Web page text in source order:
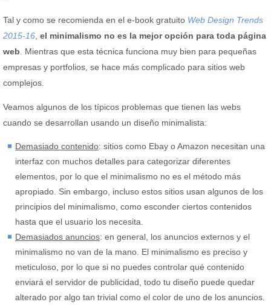
Tal y como se recomienda en el e-book gratuito Web Design Trends
2015-16 el minimalismo no es la mejor opción para toda página
web . Mientras que esta técnica funciona muy bien para pequeñas
empresas y portfolios, se hace más complicado para sitios web
complejos.
Veamos algunos de los típicos problemas que tienen las webs
cuando se desarrollan usando un diseño minimalista:
Demasiado contenido: sitios como Ebay o Amazon necesitan una
interfaz con muchos detalles para categorizar diferentes
elementos, por lo que el minimalismo no es el método más
apropiado. Sin embargo, incluso estos sitios usan algunos de los
principios del minimalismo, como esconder ciertos contenidos
hasta que el usuario los necesita.
Demasiados anuncios: en general, los anuncios externos y el
minimalismo no van de la mano. El minimalismo es preciso y
meticuloso, por lo que si no puedes controlar qué contenido
enviará el servidor de publicidad, todo tu diseño puede quedar
alterado por algo tan trivial como el color de uno de los anuncios.